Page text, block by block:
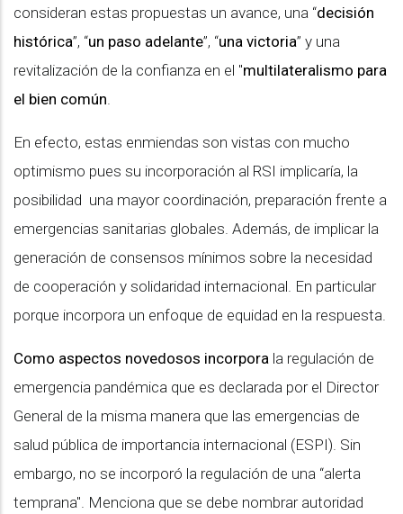
consideran estas propuestas un avance, una “decisión
histórica”, “un paso adelante”, “una victoria” y una
revitalización de la confianza en el "multilateralismo para
el bien común.
En efecto, estas enmiendas son vistas con mucho
optimismo pues su incorporación al RSI implicaría, la
posibilidad una mayor coordinación, preparación frente a
emergencias sanitarias globales. Además, de implicar la
generación de consensos mínimos sobre la necesidad
de cooperación y solidaridad internacional. En particular
porque incorpora un enfoque de equidad en la respuesta.
Como aspectos novedosos incorpora la regulación de
emergencia pandémica que es declarada por el Director
General de la misma manera que las emergencias de
salud pública de importancia internacional (ESPI). Sin
embargo, no se incorporó la regulación de una “alerta
temprana". Menciona que se debe nombrar autoridad